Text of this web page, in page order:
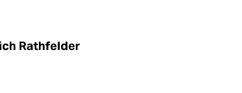
Rathfelder